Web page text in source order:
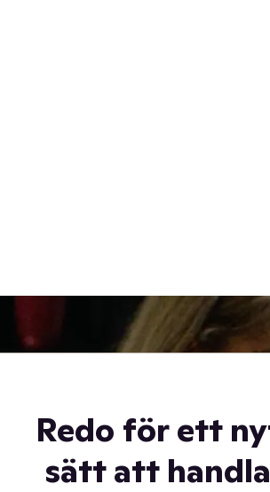
Redo för ett
sätt att